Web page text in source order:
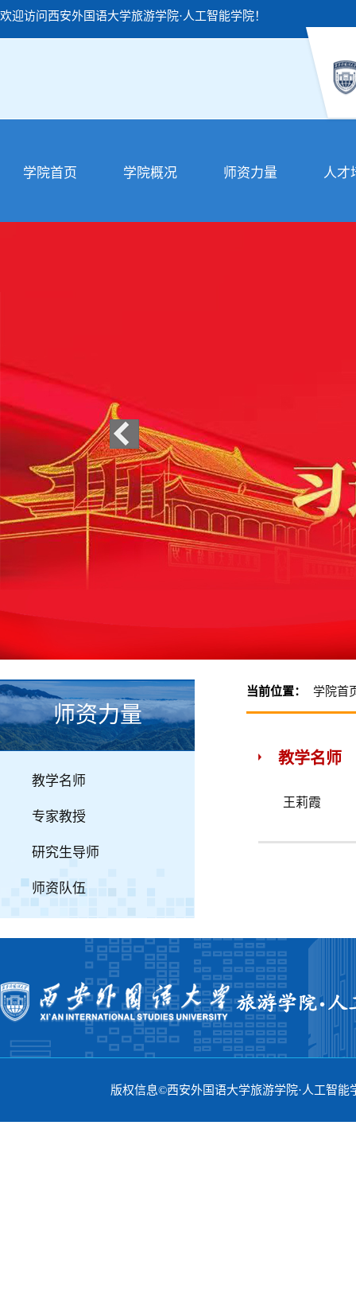
欢迎访问西安外国语大学旅游学院·人工智能学院！
学院首页 学院概况 师资力量 人才
师资力量
教学名师
专家教授
研究生导师
师资队伍
当前位置： 学院首
教学名师
王莉霞
版权信息©西安外国语大学旅游学院·人工智